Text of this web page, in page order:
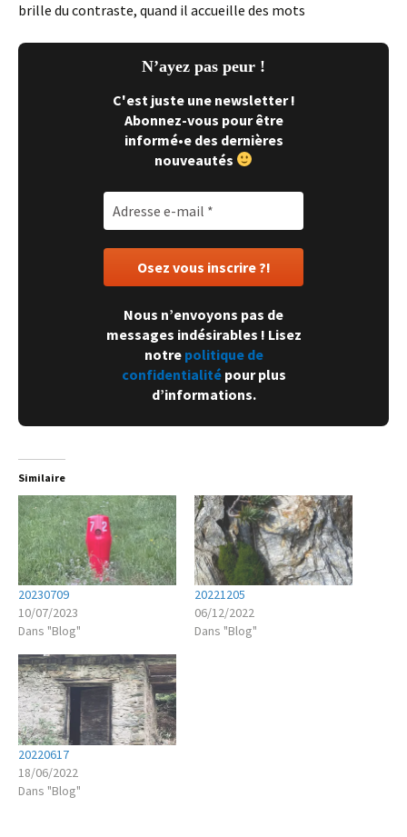
brille du contraste, quand il accueille des mots
N’ayez pas peur !
C'est juste une newsletter !
Abonnez-vous pour être
informé•e des dernières
nouveautés
Nous n’envoyons pas de
messages indésirables ! Lisez
notre politique de
confidentialitépour plus
d’informations.
Similaire
20230709
10/07/2023
Dans "Blog"
20221205
06/12/2022
Dans "Blog"
20220617
18/06/2022
Dans "Blog"